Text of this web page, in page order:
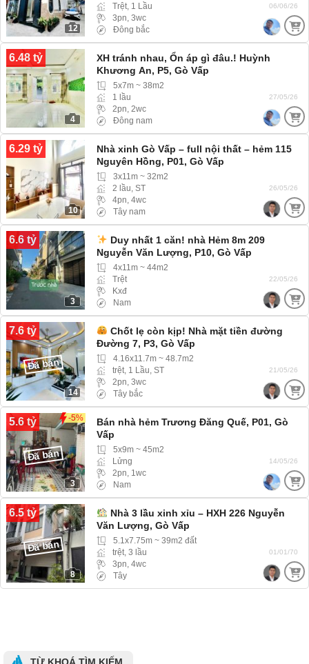
12
Trệt, 1 Lầu
3pn, 3wc
Đông bắc
06/06/26
6.48 tỷ
4
XH tránh nhau, Ổn áp gì đâu.! Huỳnh
Khương An, P5, Gò Vấp
5x7m ~ 38m2
1 lầu
2pn, 2wc
Đông nam
27/05/26
6.29 tỷ
10
Nhà xinh Gò Vấp – full nội thất – hẻm 115
Nguyên Hồng, P01, Gò Vấp
3x11m ~ 32m2
2 lầu, ST
4pn, 4wc
Tây nam
26/05/26
6.6 tỷ
3
Duy nhất 1 căn! nhà Hẻm 8m 209
Nguyễn Văn Lượng, P10, Gò Vấp
4x11m ~ 44m2
Trệt
Kxđ
Nam
22/05/26
7.6 tỷ
14
Đã bán
Chốt lẹ còn kịp! Nhà mặt tiền đường
Đường 7, P3, Gò Vấp
4.16x11.7m ~ 48.7m2
trệt, 1 Lầu, ST
2pn, 3wc
Tây bắc
21/05/26
5.6 tỷ -5%
3
Đã bán
Bán nhà hẻm Trương Đăng Quế, P01, Gò
Vấp
5x9m ~ 45m2
Lửng
2pn, 1wc
Nam
14/05/26
6.5 tỷ
8
Đã bán
Nhà 3 lầu xinh xỉu – HXH 226 Nguyễn
Văn Lượng, Gò Vấp
5.1x7.75m ~ 39m2 đất
trệt, 3 lầu
3pn, 4wc
Tây
01/01/70